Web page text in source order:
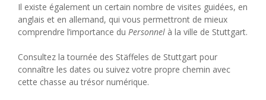
Il existe également un certain nombre de visites guidées, en
anglais et en allemand, qui vous permettront de mieux
comprendre l’importance du Personnel à la ville de Stuttgart.
Consultez la tournée des Stäffeles de Stuttgart pour
connaître les dates ou suivez votre propre chemin avec
cette chasse au trésor numérique.